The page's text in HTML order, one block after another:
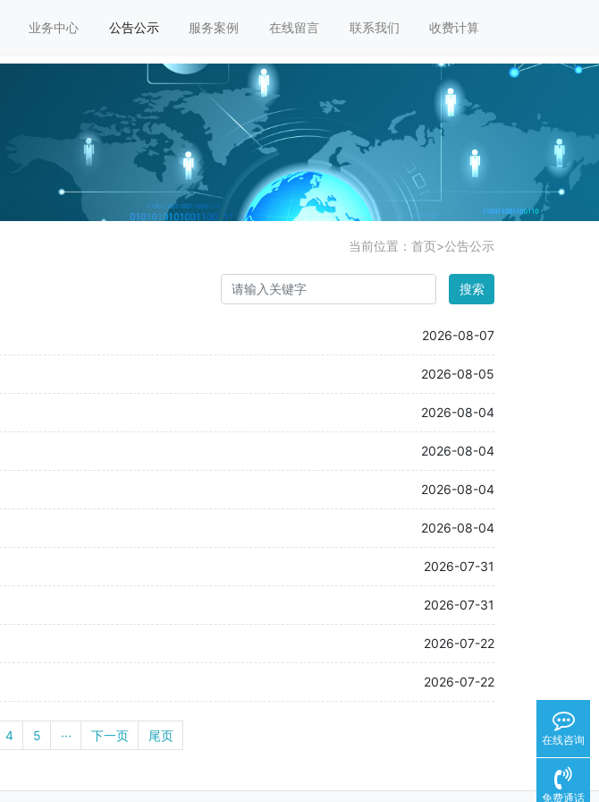
业务中心 公告公示 服务案例 在线留言 联系我们 收费计算
当前位置： 首页>公告公示
搜索
2026-08-07
2026-08-05
2026-08-04
2026-08-04
2026-08-04
2026-08-04
2026-07-31
2026-07-31
2026-07-22
2026-07-22
4 5 ··· 下一页 尾页 在线咨询
免费通话